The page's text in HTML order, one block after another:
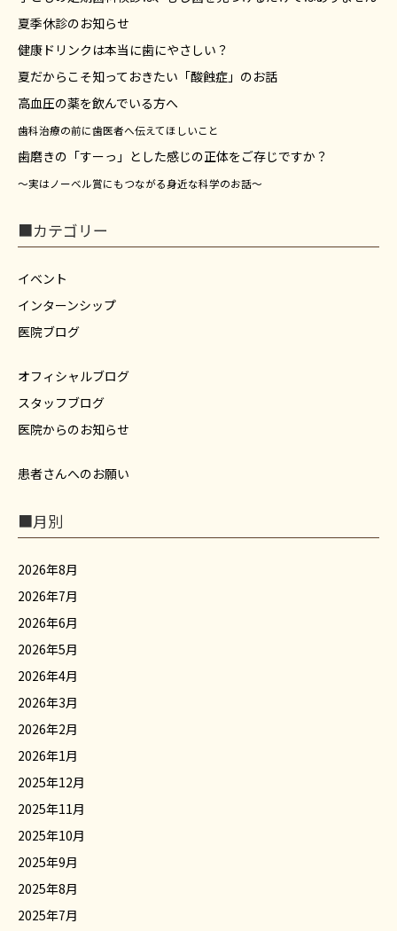
夏季休診のお知らせ
健康ドリンクは本当に歯にやさしい？
夏だからこそ知っておきたい「酸蝕症」のお話
高血圧の薬を飲んでいる方へ
歯科治療の前に歯医者へ伝えてほしいこと
歯磨きの「すーっ」とした感じの正体をご存じですか？
～実はノーベル賞にもつながる身近な科学のお話～
■カテゴリー
イベント
インターンシップ
医院ブログ
オフィシャルブログ
スタッフブログ
医院からのお知らせ
患者さんへのお願い
■月別
2026年8月
2026年7月
2026年6月
2026年5月
2026年4月
2026年3月
2026年2月
2026年1月
2025年12月
2025年11月
2025年10月
2025年9月
2025年8月
2025年7月